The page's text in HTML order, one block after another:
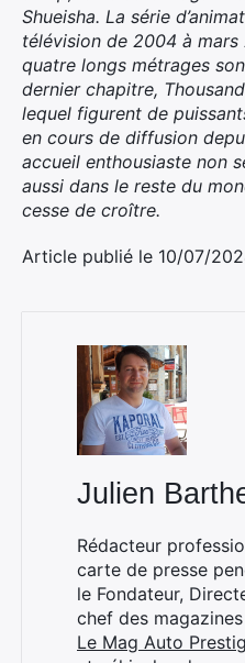
Shueisha. La série
télévision de 2004 à
quatre longs métrages
dernier chapitre,
lequel figurent de
en cours de diffusion
accueil enthousiaste non
aussi dans le reste du
cesse de croître.
Article publié le 10/07/
Julien
Rédacteur
carte de presse
le Fondateur,
chef des magazines
Le Mag Auto